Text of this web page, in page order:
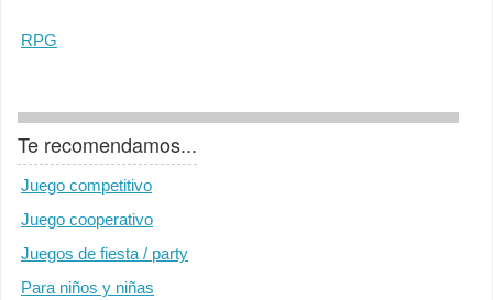
RPG
Te recomendamos...
Juego competitivo
Juego cooperativo
Juegos de fiesta / party
Para niños y niñas